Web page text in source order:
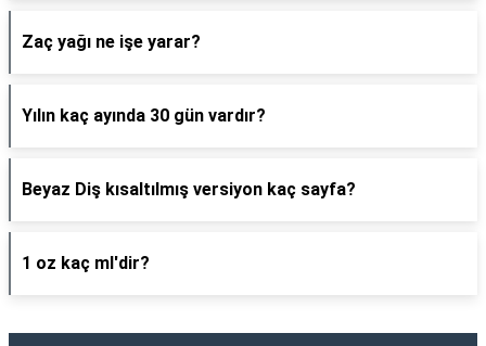
Zaç yağı ne işe yarar?
Yılın kaç ayında 30 gün vardır?
Beyaz Diş kısaltılmış versiyon kaç sayfa?
1 oz kaç ml'dir?